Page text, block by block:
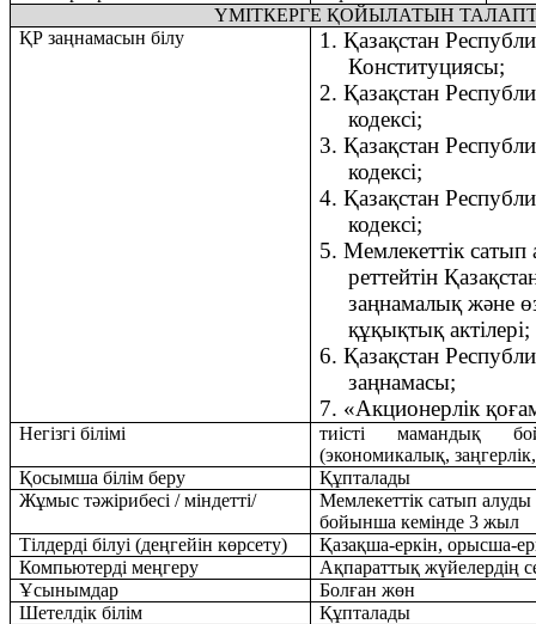
ҮМІТКЕРГЕ ҚОЙЫЛАТЫН
ҚР заңнамасын білу
1. Қазақстан
Конституциясы;
2. Қазақстан
кодексі;
3. Қазақстан
кодексі;
4. Қазақстан
кодексі;
5. Мемлекеттік сатып
реттейтін
заңнамалық және
құқықтық актілері;
6. Қазақстан
заңнамасы;
7. «Акционерлік
Негізгі білімі
тиісті мамандық
(экономикалық, заңгерлік,
Қосымша білім беру
Құпталады
Жұмыс тәжірибесі / міндетті/
Мемлекеттік сатып
бойынша кемінде 3 жыл
Тілдерді білуі (деңгейін көрсету)
Қазақша-еркін, орысша-
Компьютерді меңгеру
Ақпараттық жүйелердің
Ұсынымдар
Болған жөн
Шетелдік білім
Құпталады